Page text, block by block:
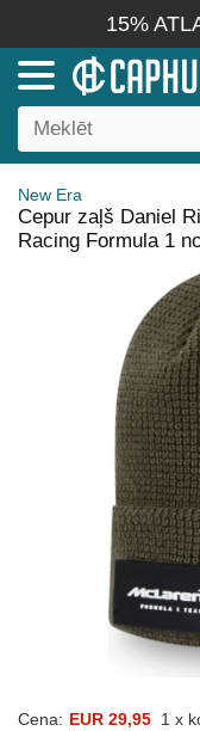
15%
New Era
Cepur zaļš Daniel
Racing Formula 1
Cena: EUR 29,95 1 x